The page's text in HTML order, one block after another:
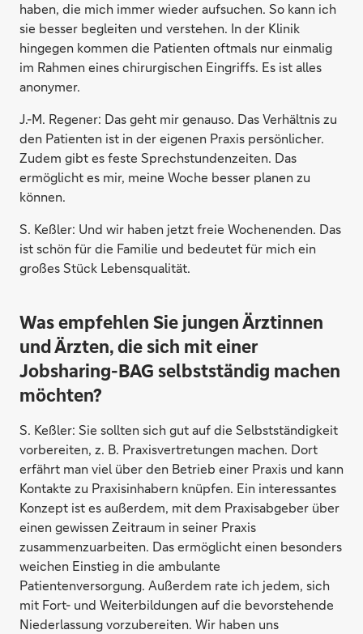
haben, die mich immer wieder aufsuchen. So kann ich
sie besser begleiten und verstehen. In der Klinik
hingegen kommen die Patienten oftmals nur einmalig
im Rahmen eines chirurgischen Eingriffs. Es ist alles
anonymer.
J.-M. Regener: Das geht mir genauso. Das Verhältnis zu
den Patienten ist in der eigenen Praxis persönlicher.
Zudem gibt es feste Sprechstundenzeiten. Das
ermöglicht es mir, meine Woche besser planen zu
können.
S. Keßler: Und wir haben jetzt freie Wochenenden. Das
ist schön für die Familie und bedeutet für mich ein
großes Stück Lebensqualität.
Was empfehlen Sie jungen Ärztinnen
und Ärzten, die sich mit einer
Jobsharing-BAG selbstständig machen
möchten?
S. Keßler: Sie sollten sich gut auf die Selbstständigkeit
vorbereiten, z. B. Praxisvertretungen machen. Dort
erfährt man viel über den Betrieb einer Praxis und kann
Kontakte zu Praxisinhabern knüpfen. Ein interessantes
Konzept ist es außerdem, mit dem Praxisabgeber über
einen gewissen Zeitraum in seiner Praxis
zusammenzuarbeiten. Das ermöglicht einen besonders
weichen Einstieg in die ambulante
Patientenversorgung. Außerdem rate ich jedem, sich
mit Fort- und Weiterbildungen auf die bevorstehende
Niederlassung vorzubereiten. Wir haben uns